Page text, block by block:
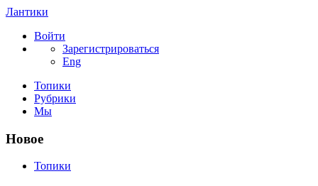
Лантики
Войти
Зарегистрироваться
Eng
Топики
Рубрики
Мы
Новое
Топики